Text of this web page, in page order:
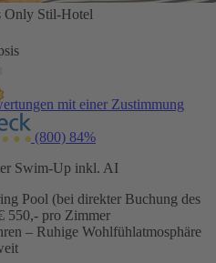
Stil-Hotel
mit einer Zustimmung
(800) 84%
Swim-Up inkl. AI
Pool (bei direkter Buchung des
550,- pro Zimmer
– Ruhige Wohlfühlatmosphäre